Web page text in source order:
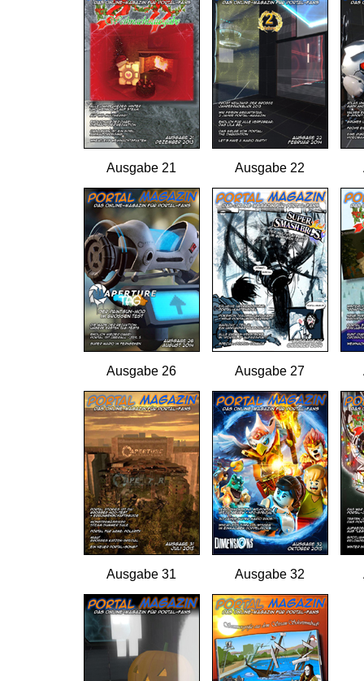
Ausgabe 21 Ausgabe 22
Ausgabe 26 Ausgabe 27
Ausgabe 31 Ausgabe 32